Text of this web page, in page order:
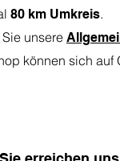
80 km Umkreis.
unsere
können sich auf